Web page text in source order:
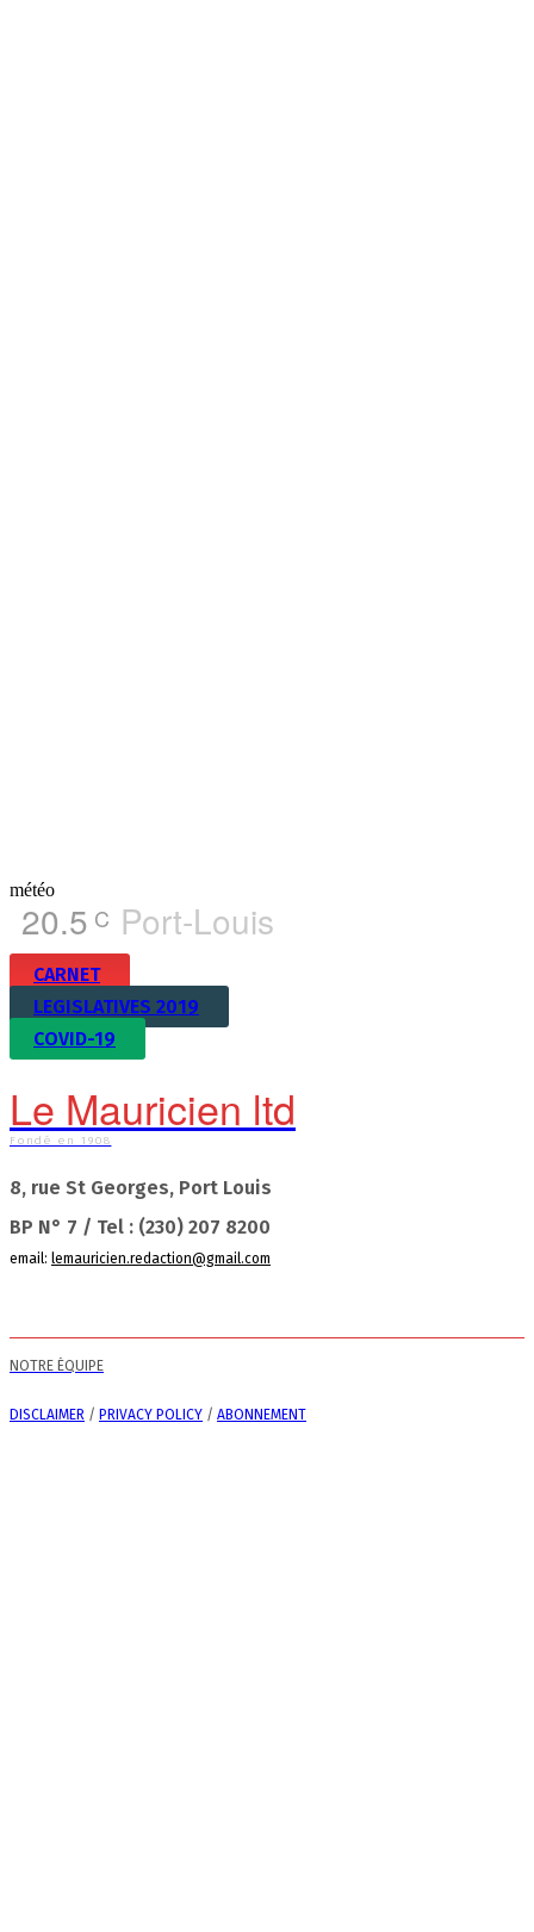
météo
20.5 C Port-Louis
CARNET
LEGISLATIVES 2019
COVID-19
Le Mauricien ltd
Fondé en 1908
8, rue St Georges, Port Louis
BP N° 7 / Tel : (230) 207 8200
email: lemauricien.redaction@gmail.com
NOTRE ÉQUIPE
DISCLAIMER / PRIVACY POLICY / ABONNEMENT